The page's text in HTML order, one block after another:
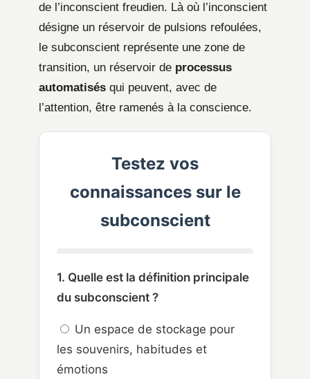
de l’inconscient freudien. Là où l’inconscient
désigne un réservoir de pulsions refoulées,
le subconscient représente une zone de
transition, un réservoir de processus
automatisés qui peuvent, avec de
l’attention, être ramenés à la conscience.
Testez vos
connaissances sur le
subconscient
1. Quelle est la définition principale
du subconscient ?
Un espace de stockage pour
les souvenirs, habitudes et
émotions